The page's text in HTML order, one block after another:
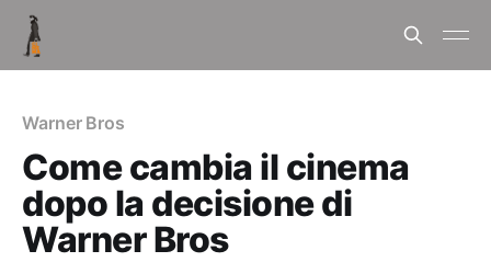
Warner Bros
Come cambia il cinema
dopo la decisione di
Warner Bros